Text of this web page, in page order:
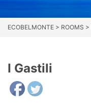
ECOBELMONTE > ROOMS >
I Gastili